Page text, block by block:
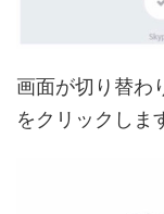
画面が切り替わ
をクリックしま